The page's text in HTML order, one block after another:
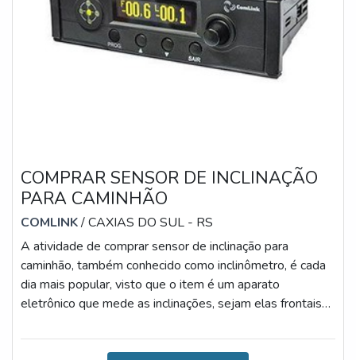
COMPRAR SENSOR DE INCLINAÇÃO
PARA CAMINHÃO
COMLINK/ CAXIAS DO SUL - RS
A atividade de comprar sensor de inclinação para
caminhão, também conhecido como inclinômetro, é cada
dia mais popular, visto que o item é um aparato
eletrônico que mede as inclinações, sejam elas frontais
meio de um display de fácil visualização.Nesse contexto,